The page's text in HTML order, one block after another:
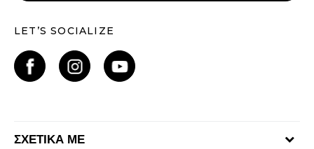
LET’S SOCIALIZE
ΣΧΕΤΙΚΑ ΜΕ